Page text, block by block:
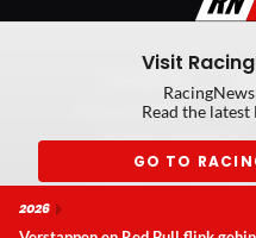
Privacy Policy
Privacy manager
Visit
Read the latest
GO TO
2026